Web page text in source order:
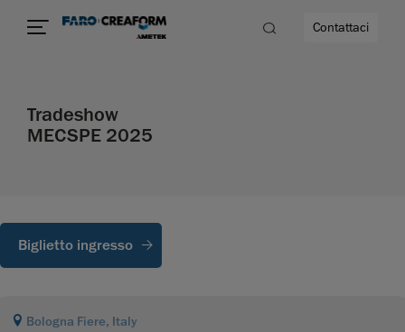
Contattaci
Tradeshow
MECSPE 2025
Biglietto ingresso
Bologna Fiere, Italy